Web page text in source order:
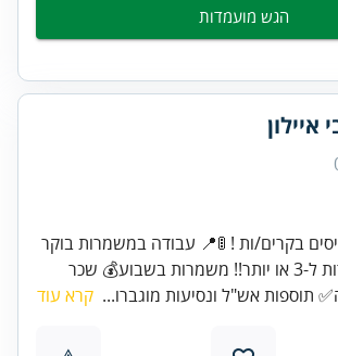
הגש מועמדות
איילון
בקרים/ות ! 🚦📍 עבודה במשמרות בוקר
או לילה📅 אפשרות ל-3 או יותר!! משמרות בשבוע💰 שכר
קרא עוד